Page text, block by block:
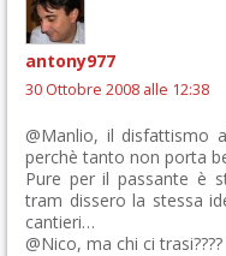
antony977
30 Ottobre 2008 alle 12:38
@Manlio, il disfattismo
perchè tanto non porta
Pure per il passante è
tram dissero la stessa
cantieri…
@Nico, ma chi ci trasi????